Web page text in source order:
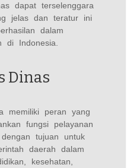
dapat terselenggara
jelas dan teratur ini
dalam
di Indonesia.
Dinas
memiliki peran yang
fungsi pelayanan
tujuan untuk
daerah dalam
kesehatan,